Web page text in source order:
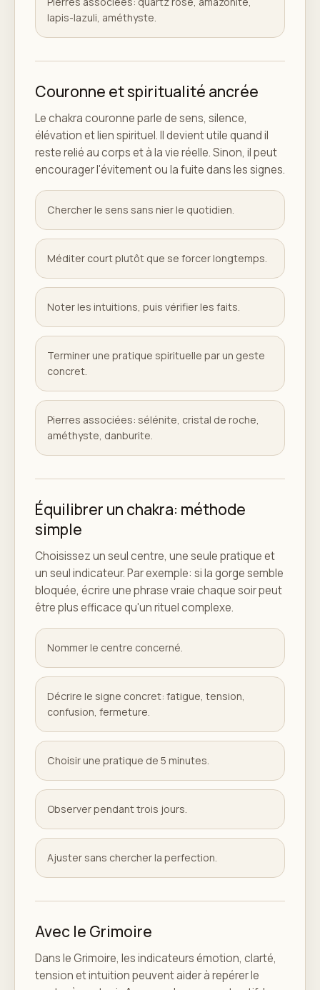
lapis-lazuli, améthyste.
Couronne et spiritualité ancrée
Le chakra couronne parle de sens, silence,
élévation et lien spirituel. Il devient utile quand il
reste relié au corps et à la vie réelle. Sinon, il peut
encourager l'évitement ou la fuite dans les signes.
Chercher le sens sans nier le quotidien.
Méditer court plutôt que se forcer longtemps.
Noter les intuitions, puis vérifier les faits.
Terminer une pratique spirituelle par un geste
concret.
Pierres associées: sélénite, cristal de roche,
améthyste, danburite.
Équilibrer un chakra: méthode
simple
Choisissez un seul centre, une seule pratique et
un seul indicateur. Par exemple: si la gorge semble
bloquée, écrire une phrase vraie chaque soir peut
être plus efficace qu'un rituel complexe.
Nommer le centre concerné.
Décrire le signe concret: fatigue, tension,
confusion, fermeture.
Choisir une pratique de 5 minutes.
Observer pendant trois jours.
Ajuster sans chercher la perfection.
Avec le Grimoire
Dans le Grimoire, les indicateurs émotion, clarté,
tension et intuition peuvent aider à repérer le